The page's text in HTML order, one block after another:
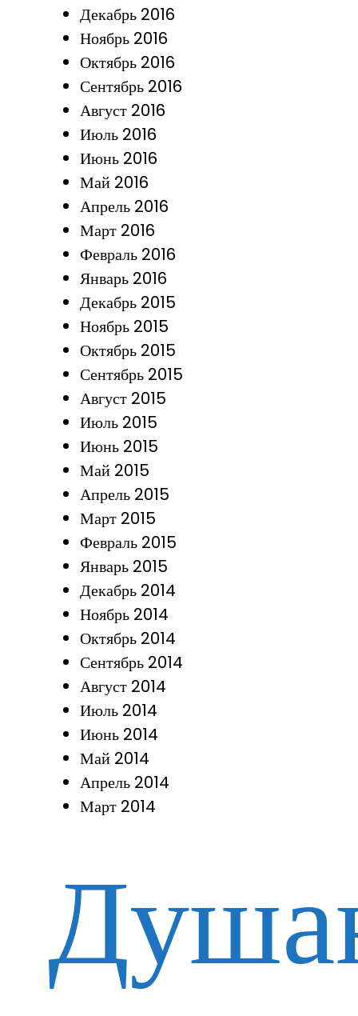
Декабрь 2016
Ноябрь 2016
Октябрь 2016
Сентябрь 2016
Август 2016
Июль 2016
Июнь 2016
Май 2016
Апрель 2016
Март 2016
Февраль 2016
Январь 2016
Декабрь 2015
Ноябрь 2015
Октябрь 2015
Сентябрь 2015
Август 2015
Июль 2015
Июнь 2015
Май 2015
Апрель 2015
Март 2015
Февраль 2015
Январь 2015
Декабрь 2014
Ноябрь 2014
Октябрь 2014
Сентябрь 2014
Август 2014
Июль 2014
Июнь 2014
Май 2014
Апрель 2014
Март 2014